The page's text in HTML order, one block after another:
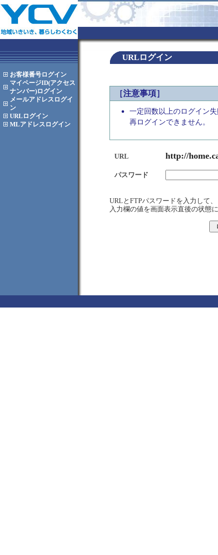
お客様番号ログイン
マイページID(アクセス
ナンバー)ログイン
メールアドレス ログイ
ン
URL ログイン
MLアドレス ログイン
URLログイン
［注意事項］
一定回数以上のログイン
再ログインできません。
URL http://
パスワード
URLとFTPパスワードを入力して
入力欄の値を画面表示直後の状態